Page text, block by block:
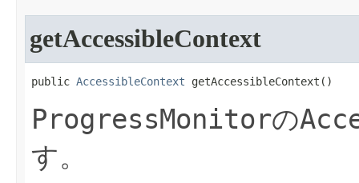
getAccessibleContext
public AccessibleContext getAccessibleContext​()
ProgressMonitorの
す。